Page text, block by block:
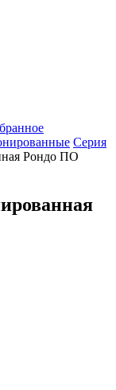
Серия
Рондо ПО